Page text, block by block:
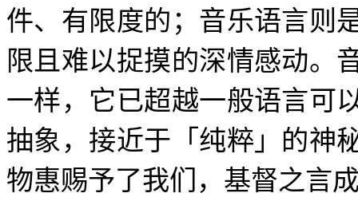
件、有限度的；音乐语言则
限且难以捉摸的深情感动。
一样，它已超越一般语言可
抽象，接近于「纯粹」的神
物惠赐予了我们，基督之言